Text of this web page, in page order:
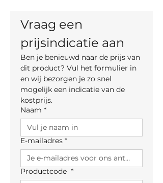
Vaste Tafels:
295cm x 120cm
280cm x 120cm
260cm x 120cm
240cm x 120cm
295cm x 100cm
280cm x 100cm
260cm x 100cm
240cm x 100cm
220cm x 100cm
200cm x 100cm
170cm x 90cm
Rechthoekige Poten:
2,6 x 5cm
Vraag een
prijsindicatie aan
Ben je benieuwd naar de prijs van
dit product? Vul het formulier in
en wij bezorgen je zo snel
mogelijk een indicatie van de
kostprijs.
Naam *
E-mailadres *
Productcode *